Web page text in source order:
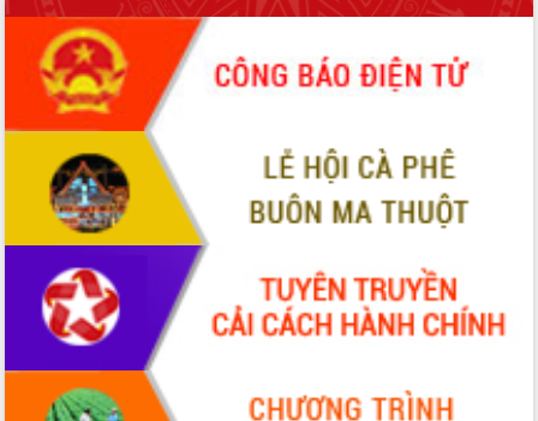
sầu riêng tại Đắk Lắk
Trình diễn nghệ thuật chế biến các
món ăn từ sầu riêng
Đắk Lắk công bố Quy hoạch và xúc
tiến đầu tư tỉnh
Ngành cá ngừ Đắk Lắk chủ động thích
ứng để giữ vững thị trường xuất khẩu
Diễn đàn Kinh tế tư nhân Việt Nam đột
phá cơ chế - Hợp tác công tư
Đề án 06 tạo bước ngoặt đột phá trong
cải cách hành chính tỉnh Đắk Lắk
Kết nối tour, đẩy mạnh chuyển đổi số
để phát triển du lịch Đắk Lắk
Khởi động Dự án Đầu tư xây dựng hạ
tầng kỹ thuật Cụm công nghiệp Tân
Tiến